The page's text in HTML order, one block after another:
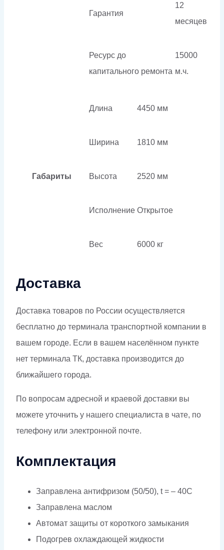
Гарантия
12
месяцев
Ресурс до
капитального ремонта
15000
м.ч.
Габариты
Длина 4450 мм
Ширина 1810 мм
Высота 2520 мм
Исполнение Открытое
Вес 6000 кг
Доставка
Доставка товаров по России осуществляется
бесплатно до терминала транспортной компании в
вашем городе. Если в вашем населённом пункте
нет терминала ТК, доставка производится до
ближайшего города.
По вопросам адресной и краевой доставки вы
можете уточнить у нашего специалиста в чате, по
телефону или электронной почте.
Комплектация
Заправлена антифризом (50/50), t = – 40C
Заправлена маслом
Автомат защиты от короткого замыкания
Подогрев охлаждающей жидкости